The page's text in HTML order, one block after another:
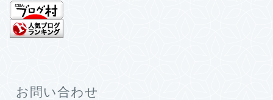
お問い合わせ